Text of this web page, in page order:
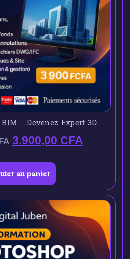
– Devenez Expert 3D
3.900,00 CFA
au panier